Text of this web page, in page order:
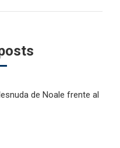
de Noale frente al